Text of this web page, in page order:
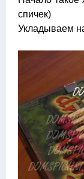
спичек)
Укладываем